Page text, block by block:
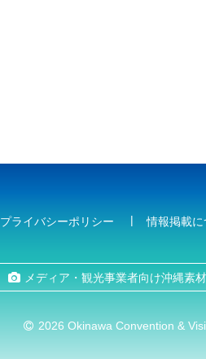
プライバシーポリシー 情報掲載に
メディア・観光事業者向け沖縄素
2026 Okinawa Convention &